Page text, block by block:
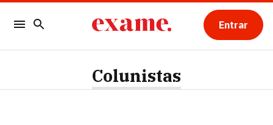
Entrar
Colunistas